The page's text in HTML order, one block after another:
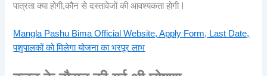
पात्रता क्या होगी,कौन से दस्तावेजों की आवश्यकता होगी I
Mangla Pashu Bima Official Website, Apply Form, Last Date,
पशुपालकों को मिलेगा योजना का भरपूर लाभ